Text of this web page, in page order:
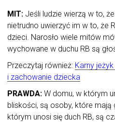
MIT: Jeśli ludzie wierzą w to,
nietrudno uwierzyć im w to, że
dzieci. Narosło wiele mitów
wychowane w duchu RB są
Przeczytaj również: Karny jeżyk
i zachowanie dziecka
PRAWDA: W domu, w którym
bliskości, są osoby, które mają
którym unosi się duch RB, są